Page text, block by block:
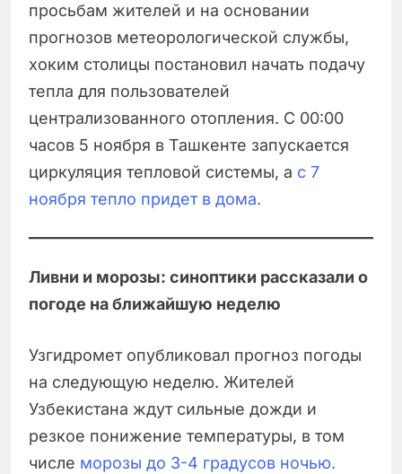
просьбам жителей и на основании
прогнозов метеорологической службы,
хоким столицы постановил начать подачу
тепла для пользователей
централизованного отопления. С 00:00
часов 5 ноября в Ташкенте запускается
циркуляция тепловой системы, а с 7
ноября тепло придет в дома.
Ливни и морозы: синоптики рассказали о
погоде на ближайшую неделю
Узгидромет опубликовал прогноз погоды
на следующую неделю. Жителей
Узбекистана ждут сильные дожди и
резкое понижение температуры, в том
числе морозы до 3-4 градусов ночью.